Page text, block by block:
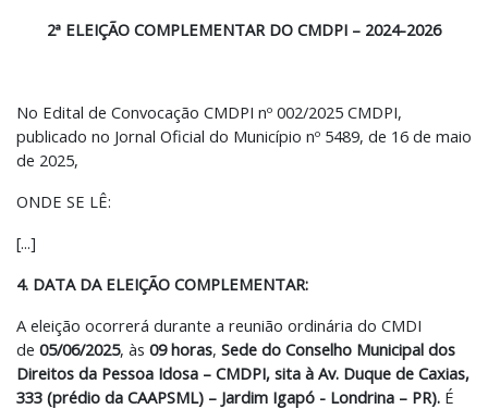
2ª ELEIÇÃO COMPLEMENTAR DO CMDPI – 2024-2026
No Edital de Convocação CMDPI nº 002/2025 CMDPI,
publicado no Jornal Oficial do Município nº 5489, de 16 de maio
de 2025,
ONDE SE LÊ:
[...]
4. DATA DA ELEIÇÃO COMPLEMENTAR:
A eleição ocorrerá durante a reunião ordinária do CMDI
de 05/06/2025, às 09 horas, Sede do Conselho Municipal dos
Direitos da Pessoa Idosa – CMDPI, sita à Av. Duque de Caxias,
333 (prédio da CAAPSML) – Jardim Igapó - Londrina – PR). É